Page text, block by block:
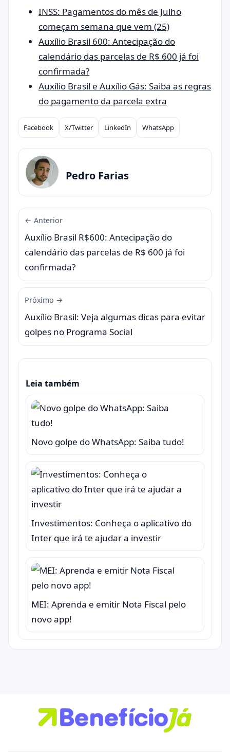
INSS: Pagamentos do mês de Julho
começam semana que vem (25)
Auxílio Brasil 600: Antecipação do
calendário das parcelas de R$ 600 já foi
confirmada?
Auxílio Brasil e Auxílio Gás: Saiba as regras
do pagamento da parcela extra
Compartilhar
Facebook X/Twitter LinkedIn WhatsApp
Pedro Farias
← Anterior
Auxílio Brasil R$600: Antecipação do
calendário das parcelas de R$ 600 já foi
confirmada?
Próximo →
Auxílio Brasil: Veja algumas dicas para evitar
golpes no Programa Social
Leia também
Novo golpe do WhatsApp: Saiba tudo!
Investimentos: Conheça o aplicativo do
Inter que irá te ajudar a investir
MEI: Aprenda e emitir Nota Fiscal pelo
novo app!